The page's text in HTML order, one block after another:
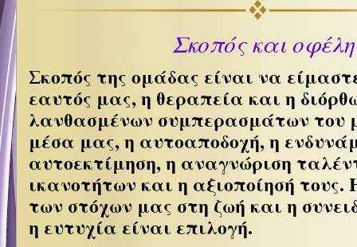
Σκοπός και οφέλη
Σκοπός της ομάδας είναι να
εαυτός μας, η θεραπεία και η
λανθασμένων συμπερασμάτων του
μέσα μας, η αυτοαποδοχή, η
αυτοεκτίμηση, η αναγνώριση
ικανοτήτων και η αξιοποίησή τους.
των στόχων μας στη ζωή και η
η ευτυχία είναι επιλογή.